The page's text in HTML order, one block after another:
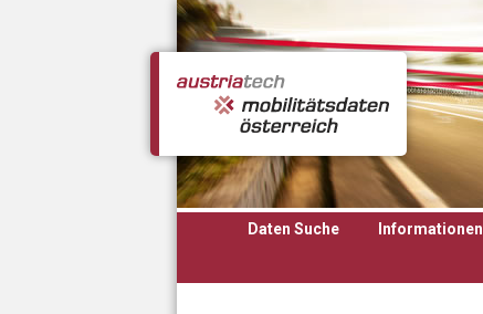
Daten Suche Informationen